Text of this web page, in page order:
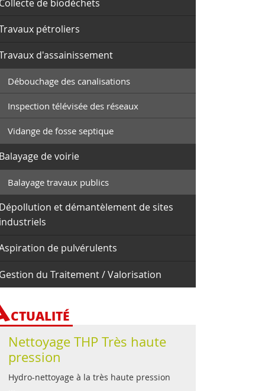
Collecte de biodéchets
pétroliers
d'assainissement
Débouchage des canalisations
Inspection télévisée des réseaux
Vidange de fosse septique
Balayage de voirie
Balayage travaux publics
Dépollution et démantèlement de sites
industriels
de pulvérulents
Gestion du Traitement / Valorisation
CTUALITÉ
Nettoyage THP Très haute
pression
Hydro-nettoyage à la très haute pression